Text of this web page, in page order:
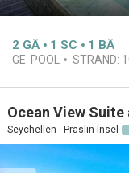
2 GÄ 1 SC 1 BÄ
GE. POOL STRAND:
Ocean View
Seychellen · Praslin-Insel